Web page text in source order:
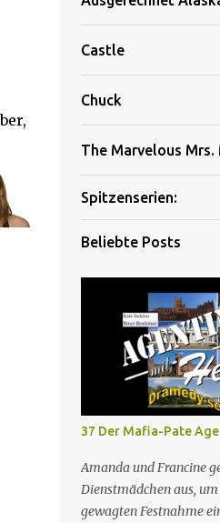
Castle
Chuck
The Marvelous Mrs.
Spitzenserien:
Beliebte Posts
37 Der Mafia-Pate
Amanda und Francine
Dienstmädchen aus,
gewagten Festnahme